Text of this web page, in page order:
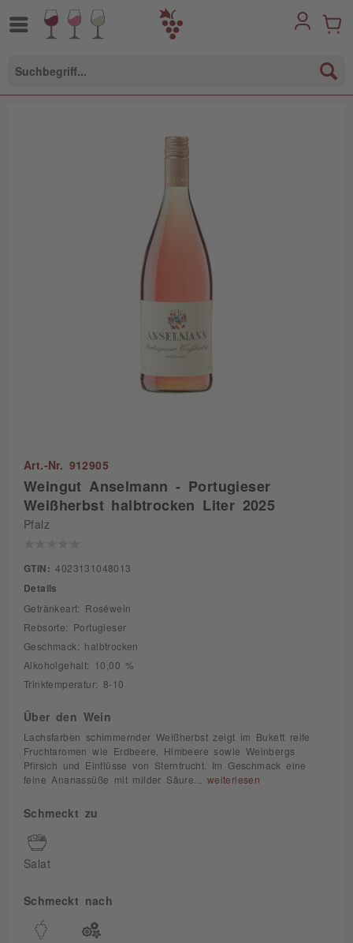
Art.-Nr. 912905
Weingut Anselmann - Portugieser
Weißherbst halbtrocken Liter 2025
Pfalz
GTIN: 4023131048013
Details
Getränkeart: Roséwein
Rebsorte: Portugieser
Geschmack: halbtrocken
Alkoholgehalt: 10,00 %
Trinktemperatur: 8-10
Über den Wein
Lachsfarben schimmernder Weißherbst zeigt im Bukett reife
Fruchtaromen wie Erdbeere, Himbeere sowie Weinbergs
Pfirsich und Einflüsse von Sternfrucht. Im Geschmack eine
feine Ananassüße mit milder Säure... weiterlesen
Schmeckt zu
Salat
Schmeckt nach